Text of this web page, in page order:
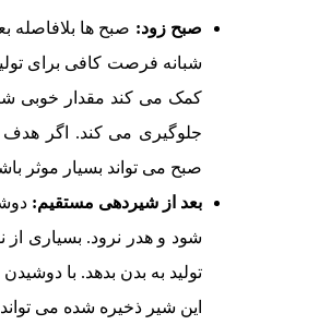
صبح زود: صبح ها بلافاصله
شبانه فرصت کافی برای
کمک می کند مقدار خوبی
جلوگیری می کند. اگر هدف
صبح می تواند بسیار موثر
بعد از شیردهی مستقیم:
شود و هدر نرود. بسیاری از
تولید به بدن بدهد. با
این شیر ذخیره شده می